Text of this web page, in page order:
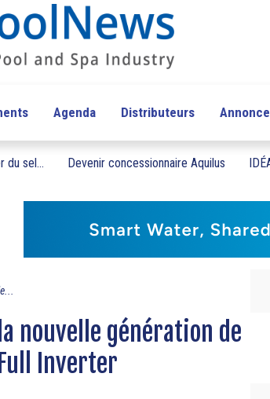
Agenda Distributeurs
du sel... Devenir concessionnaire Aquilus
nouvelle génération de
Inverter